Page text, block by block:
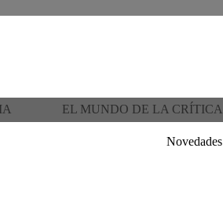
EL MUNDO DE LA CRÍTICA
Novedades